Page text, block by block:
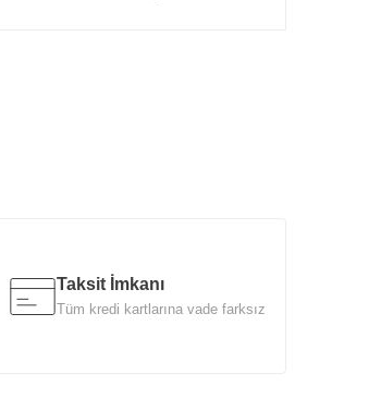
Taksit İmkanı
Tüm kredi kartlarına vade farksız